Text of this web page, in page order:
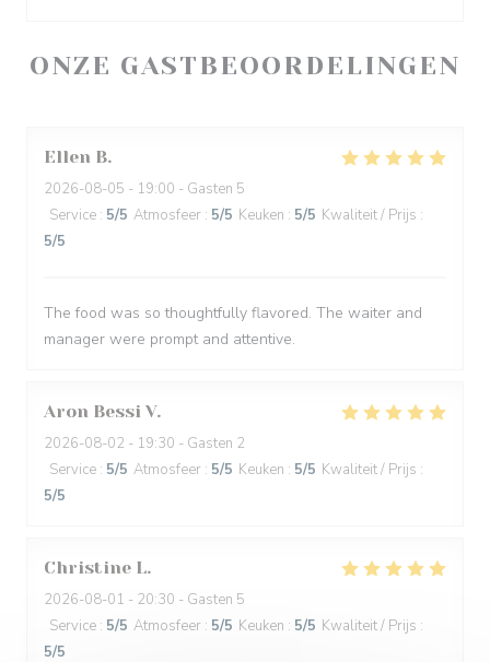
ONZE GASTBEOORDELINGEN
Ellen B
2026-08-05 - 19:00 - Gasten 5
Service : 5/5 Atmosfeer : 5/5 Keuken : 5/5 Kwaliteit / Prijs :
5/5
The food was so thoughtfully flavored. The waiter and
manager were prompt and attentive.
Aron Bessi V
2026-08-02 - 19:30 - Gasten 2
Service : 5/5 Atmosfeer : 5/5 Keuken : 5/5 Kwaliteit / Prijs :
5/5
Christine L
2026-08-01 - 20:30 - Gasten 5
Service : 5/5 Atmosfeer : 5/5 Keuken : 5/5 Kwaliteit / Prijs :
5/5